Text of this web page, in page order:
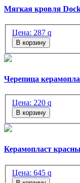
Мягкая кровля
Цена: 287 q
В корзину
Черепица
Цена: 220 q
В корзину
Керамопласт
Цена: 645 q